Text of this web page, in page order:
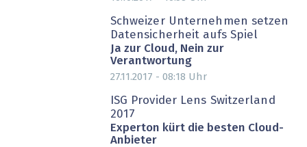
Schweizer Unternehmen setzen
Datensicherheit aufs Spiel
Ja zur Cloud, Nein zur
Verantwortung
27.11.2017 - 08:18 Uhr
ISG Provider Lens Switzerland
2017
Experton kürt die besten Cloud-
Anbieter